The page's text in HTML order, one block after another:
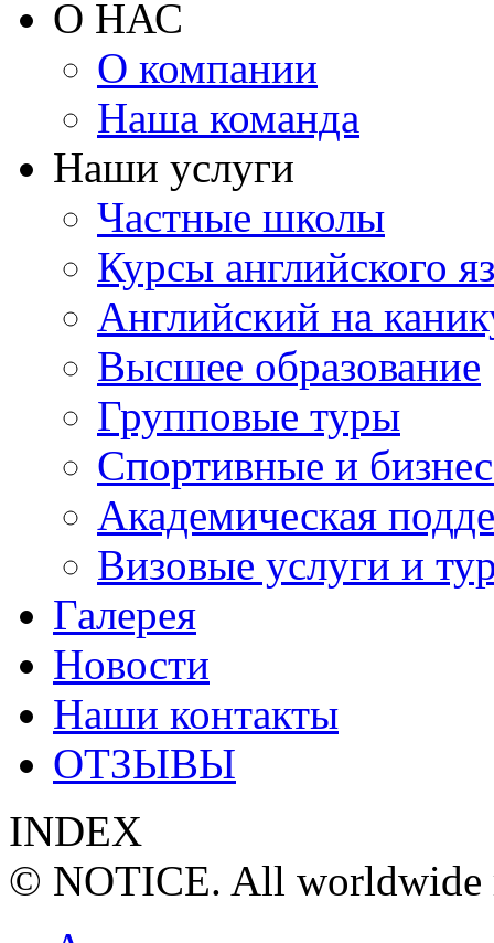
О НАС
О компании
Наша команда
Наши услуги
Частные школы
Курсы английского
Английский на
Высшее образование
Групповые туры
Спортивные и
Академическая
Визовые услуги и
Галерея
Новости
Наши контакты
ОТЗЫВЫ
INDEX
© NOTICE. All worldwide